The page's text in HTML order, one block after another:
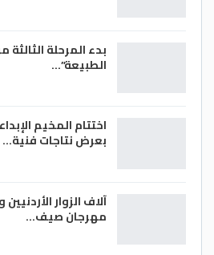
بدء المرحلة
الطبيعة”…
اختتام المخيم
بعرض نتاجات فنية…
آلاف الزوار
مهرجان صيف…